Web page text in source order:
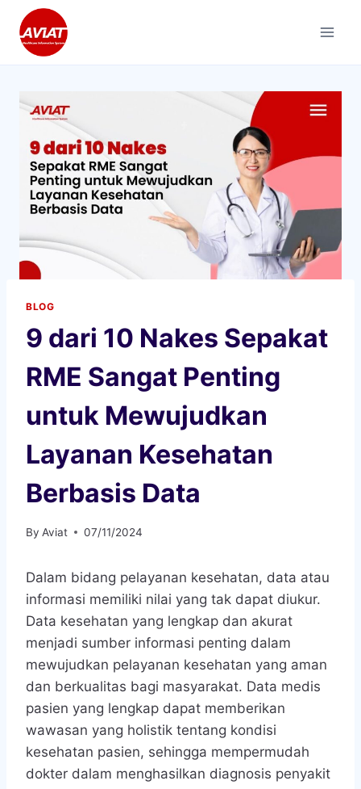
content
BLOG
9 dari 10 Nakes Sepakat
RME Sangat Penting
untuk Mewujudkan
Layanan Kesehatan
Berbasis Data
By Aviat 07/11/2024
Dalam bidang pelayanan kesehatan, data atau
informasi memiliki nilai yang tak dapat diukur.
Data kesehatan yang lengkap dan akurat
menjadi sumber informasi penting dalam
mewujudkan pelayanan kesehatan yang aman
dan berkualitas bagi masyarakat. Data medis
pasien yang lengkap dapat memberikan
wawasan yang holistik tentang kondisi
kesehatan pasien, sehingga mempermudah
dokter dalam menghasilkan diagnosis penyakit